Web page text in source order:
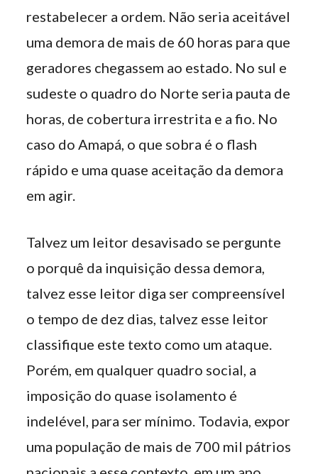
restabelecer a ordem. Não seria aceitável
uma demora de mais de 60 horas para que
geradores chegassem ao estado. No sul e
sudeste o quadro do Norte seria pauta de
horas, de cobertura irrestrita e a fio. No
caso do Amapá, o que sobra é o flash
rápido e uma quase aceitação da demora
em agir.
Talvez um leitor desavisado se pergunte
o porquê da inquisição dessa demora,
talvez esse leitor diga ser compreensível
o tempo de dez dias, talvez esse leitor
classifique este texto como um ataque.
Porém, em qualquer quadro social, a
imposição do quase isolamento é
indelével, para ser mínimo. Todavia, expor
uma população de mais de 700 mil pátrios